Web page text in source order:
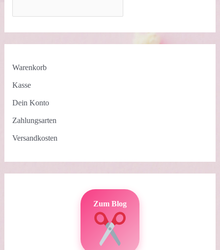
Warenkorb
Kasse
Dein Konto
Zahlungsarten
Versandkosten
Zum Blog